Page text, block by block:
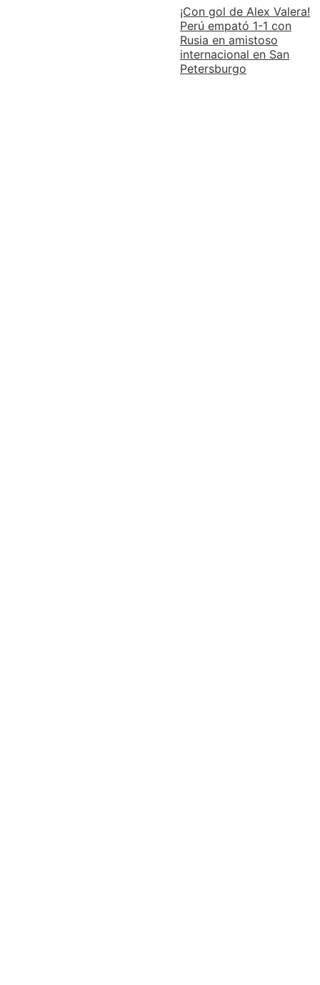
¡Con gol de Alex Valera!
Perú empató 1-1 con
Rusia en amistoso
internacional en San
Petersburgo